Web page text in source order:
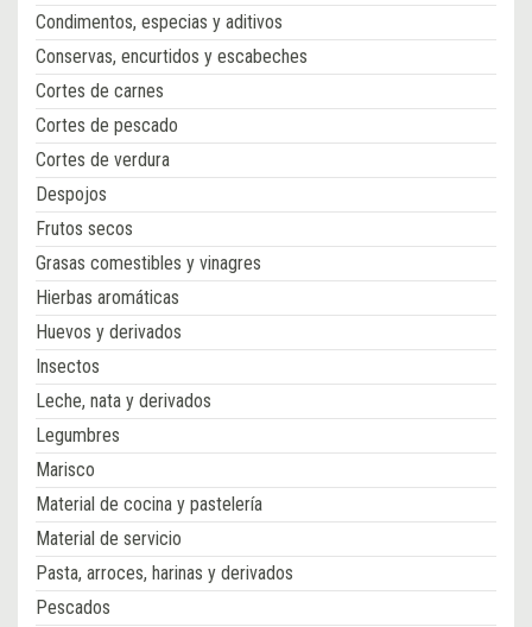
Condimentos, especias y aditivos
Conservas, encurtidos y escabeches
Cortes de carnes
Cortes de pescado
Cortes de verdura
Despojos
Frutos secos
Grasas comestibles y vinagres
Hierbas aromáticas
Huevos y derivados
Insectos
Leche, nata y derivados
Legumbres
Marisco
Material de cocina y pastelería
Material de servicio
Pasta, arroces, harinas y derivados
Pescados